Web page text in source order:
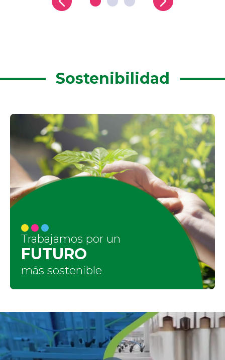
Sostenibilidad
Trabajamos por un
FUTURO
más sostenible